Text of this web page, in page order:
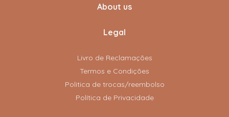
About us
Legal
Livro de Reclamações
Termos e Condições
Politica de trocas/reembolso
Política de Privacidade